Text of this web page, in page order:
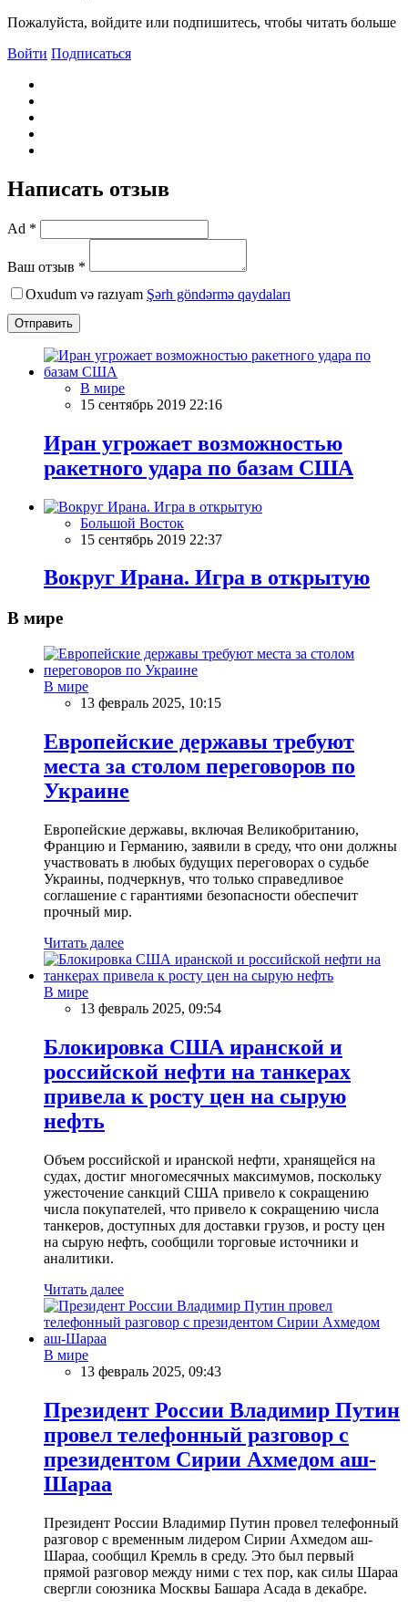
Пожалуйста, войдите или подпишитесь, чтобы читать больше
Войти Подписаться
Написать отзыв
Ad *
Ваш отзыв *
Oxudum və razıyam Şərh göndərmə qaydaları
Отправить
В мире
15 сентябрь 2019 22:16
Иран угрожает возможностью
ракетного удара по базам США
Большой Восток
15 сентябрь 2019 22:37
Вокруг Ирана. Игра в открытую
В мире
В мире
13 февраль 2025, 10:15
Европейские державы требуют
места за столом переговоров по
Украине
Европейские державы, включая Великобританию,
Францию и Германию, заявили в среду, что они должны
участвовать в любых будущих переговорах о судьбе
Украины, подчеркнув, что только справедливое
соглашение с гарантиями безопасности обеспечит
прочный мир.
Читать далее
В мире
13 февраль 2025, 09:54
Блокировка США иранской и
российской нефти на танкерах
привела к росту цен на сырую
нефть
Объем российской и иранской нефти, хранящейся на
судах, достиг многомесячных максимумов, поскольку
ужесточение санкций США привело к сокращению
числа покупателей, что привело к сокращению числа
танкеров, доступных для доставки грузов, и росту цен
на сырую нефть, сообщили торговые источники и
аналитики.
Читать далее
В мире
13 февраль 2025, 09:43
Президент России Владимир Путин
провел телефонный разговор с
президентом Сирии Ахмедом аш-
Шараа
Президент России Владимир Путин провел телефонный
разговор с временным лидером Сирии Ахмедом аш-
Шараа, сообщил Кремль в среду. Это был первый
прямой разговор между ними с тех пор, как силы Шараа
свергли союзника Москвы Башара Асада в декабре.